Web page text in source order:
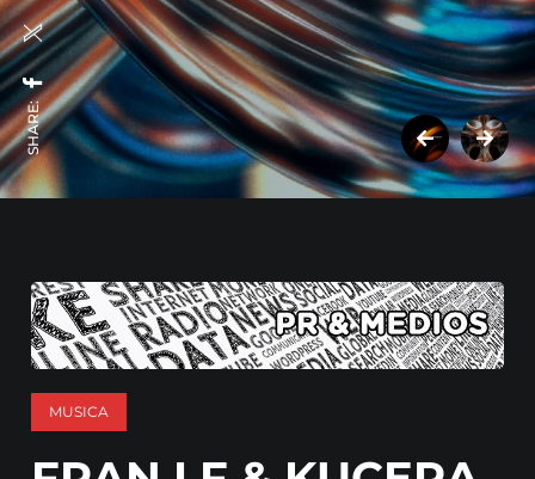
SHARE:
MUSICA